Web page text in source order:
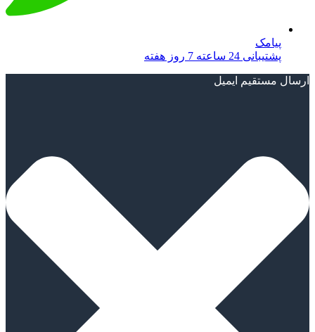
پیامک
پشتیبانی 24 ساعته 7 روز هفته
ارسال مستقیم ایمیل